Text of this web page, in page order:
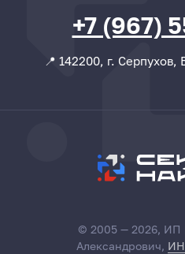
© 2005 — 2026, ИП
Александрович,
+7 (967)
📍 142200, г.